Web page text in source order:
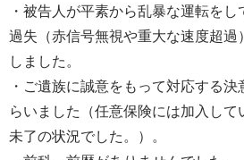
・被告人が平素から乱暴な運転を
過失（赤信号無視や重大な速度超過
しました。
・ご遺族に誠意をもって対応する
らいました（任意保険には加入して
未了の状況でした。）。